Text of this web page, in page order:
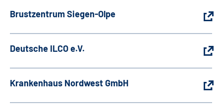
Brustzentrum Siegen-Olpe
Deutsche ILCO e.V.
Krankenhaus Nordwest GmbH